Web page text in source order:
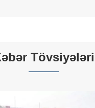
Tövsiyələri